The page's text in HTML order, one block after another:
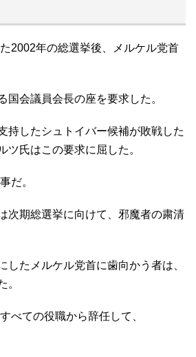
2002年の総選挙後、メルケル党首
国会議員会長の座を要求した。
持したシュトイバー候補が敗戦した
ツ氏はこの要求に屈した。
だ。
次期総選挙に向けて、邪魔者の粛清
したメルケル党首に歯向かう者は、
。
べての役職から辞任して、